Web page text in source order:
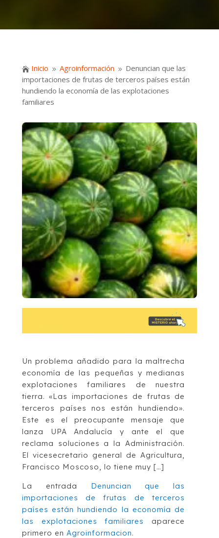
 Inicio 9 Agroinformación 9 Denuncian que las
importaciones de frutas de terceros países están
hundiendo la economía de las explotaciones
familiares
Un problema añadido para la maltrecha
economía de las pequeñas y medianas
explotaciones familiares de nuestra
tierra. «Las importaciones de frutas de
terceros países nos están hundiendo».
Este es el preocupante mensaje que
lanza UPA Andalucía y ante el que
reclama soluciones a la Administración.
El vicesecretario general de Agricultura,
Francisco Moscoso, lo tiene muy […]
La entrada Denuncian que las
importaciones de frutas de terceros
países están hundiendo la economía de
las explotaciones familiares
aparece
primero en Agroinformacion.